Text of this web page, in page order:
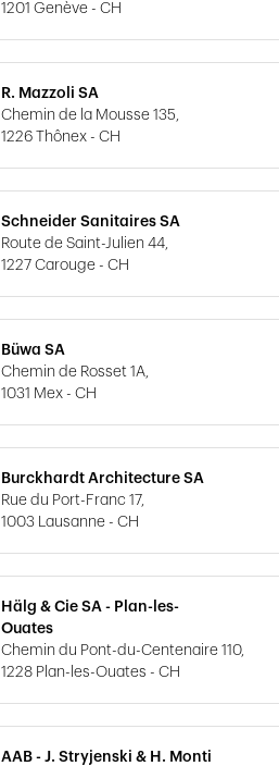
1201 Genève - CH
R. Mazzoli SA
Chemin de la Mousse 135,
1226 Thônex - CH
Schneider Sanitaires SA
Route de Saint-Julien 44,
1227 Carouge - CH
Büwa SA
Chemin de Rosset 1A,
1031 Mex - CH
Burckhardt Architecture SA
Rue du Port-Franc 17,
1003 Lausanne - CH
Hälg & Cie SA - Plan-les-
Ouates
Chemin du Pont-du-Centenaire 110,
1228 Plan-les-Ouates - CH
AAB - J. Stryjenski & H. Monti